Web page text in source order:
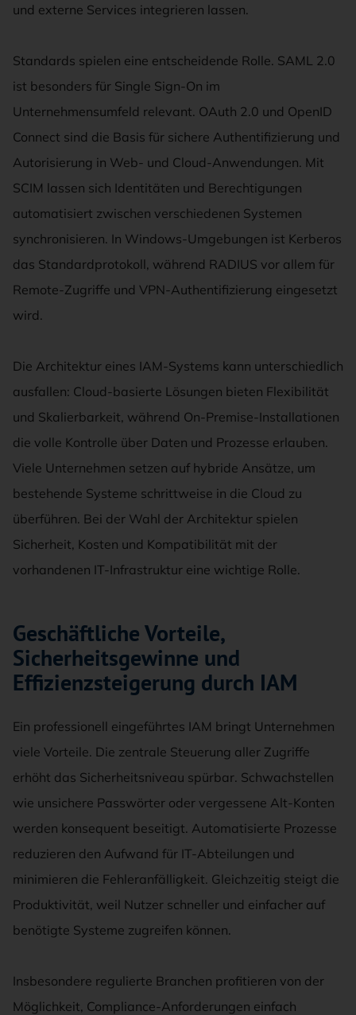
und externe Services integrieren lassen.
Standards spielen eine entscheidende Rolle. SAML 2.0
ist besonders für Single Sign-On im
Unternehmensumfeld relevant. OAuth 2.0 und OpenID
Connect sind die Basis für sichere Authentifizierung und
Autorisierung in Web- und Cloud-Anwendungen. Mit
SCIM lassen sich Identitäten und Berechtigungen
automatisiert zwischen verschiedenen Systemen
synchronisieren. In Windows-Umgebungen ist Kerberos
das Standardprotokoll, während RADIUS vor allem für
Remote-Zugriffe und VPN-Authentifizierung eingesetzt
wird.
Die Architektur eines IAM-Systems kann unterschiedlich
ausfallen: Cloud-basierte Lösungen bieten Flexibilität
und Skalierbarkeit, während On-Premise-Installationen
die volle Kontrolle über Daten und Prozesse erlauben.
Viele Unternehmen setzen auf hybride Ansätze, um
bestehende Systeme schrittweise in die Cloud zu
überführen. Bei der Wahl der Architektur spielen
Sicherheit, Kosten und Kompatibilität mit der
vorhandenen IT-Infrastruktur eine wichtige Rolle.
Geschäftliche Vorteile,
Sicherheitsgewinne und
Effizienzsteigerung durch IAM
Ein professionell eingeführtes IAM bringt Unternehmen
viele Vorteile. Die zentrale Steuerung aller Zugriffe
erhöht das Sicherheitsniveau spürbar. Schwachstellen
wie unsichere Passwörter oder vergessene Alt-Konten
werden konsequent beseitigt. Automatisierte Prozesse
reduzieren den Aufwand für IT-Abteilungen und
minimieren die Fehleranfälligkeit. Gleichzeitig steigt die
Produktivität, weil Nutzer schneller und einfacher auf
benötigte Systeme zugreifen können.
Insbesondere regulierte Branchen profitieren von der
Möglichkeit, Compliance-Anforderungen einfach